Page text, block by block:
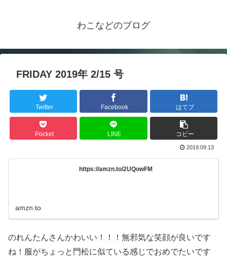
わこなどのブログ
FRIDAY 2019年 2/15 号
Twitter Facebook はてブ
Pocket LINE コピー
2019.09.13
https://amzn.to/2UQowFM
amzn.to
のれんたんさんかわいい！！！無邪気な笑顔が良いです
ね！服がちょっと門松に似ている感じでおめでたいです